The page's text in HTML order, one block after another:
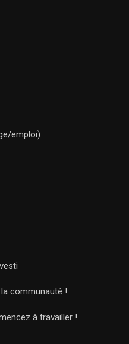
emploi)
communauté !
à travailler !